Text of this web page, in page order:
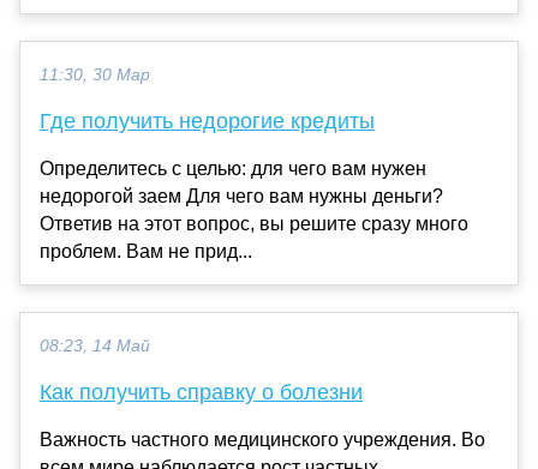
11:30, 30 Мар
Где получить недорогие кредиты
Определитесь с целью: для чего вам нужен
недорогой заем Для чего вам нужны деньги?
Ответив на этот вопрос, вы решите сразу много
проблем. Вам не прид...
08:23, 14 Май
Как получить справку о болезни
Важность частного медицинского учреждения. Во